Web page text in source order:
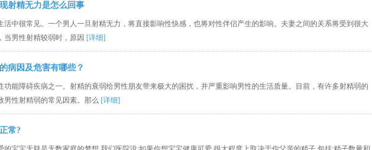
射精无力是怎么回事
活中很常见。一个男人一旦射精无力，将直接影响性快感，也将对性伴侣产生的影响。夫妻之间的关系将受到很大
当男性射精较弱时，原因 [详细]
病因及危害有哪些？
功能障碍疾病之一。射精的衰弱给男性朋友带来极大的困扰，并严重影响男性的生活质量。目前，有许多射精弱的
男性射精弱的常见因素。那么 [详细]
常?